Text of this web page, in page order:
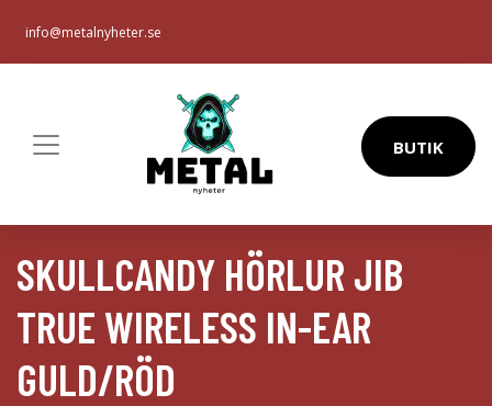
info@metalnyheter.se
BUTIK
SKULLCANDY HÖRLUR JIB
TRUE WIRELESS IN-EAR
GULD/RÖD